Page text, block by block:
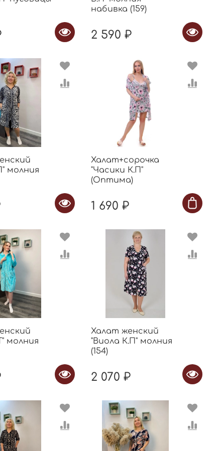
набивка (159)
2 590 ₽
молния
Халат+сорочка
"Часики К.П"
(Оптима)
1 690 ₽
молния
Халат женский
"Виола К.П" молния
(154)
2 070 ₽